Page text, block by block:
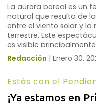
La aurora boreal es un
natural que resulta de
entre el viento solar y
terrestre. Este
es visible
latitudes.
Redacción | Enero 30,
Estás con el
¡Ya estamos en